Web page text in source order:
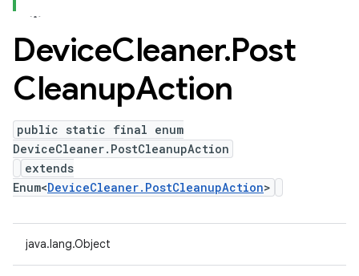
DeviceCleaner.Post
CleanupAction
public static final enum
DeviceCleaner.PostCleanupAction
extends
Enum<DeviceCleaner.PostCleanupAction>
java.lang.Object